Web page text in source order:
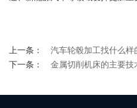
上一条：
汽车轮毂加工找什么样的
下一条：
金属切削机床的主要技